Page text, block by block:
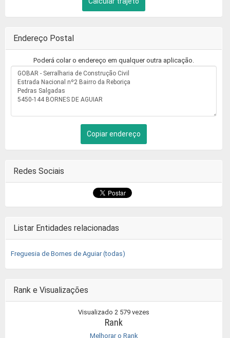
Endereço Postal
Poderá colar o endereço em qualquer outra aplicação.
Copiar endereço
Redes Sociais
Listar Entidades relacionadas
Freguesia de Bornes de Aguiar (todas)
Rank e Visualizações
Visualizado 2 579 vezes
Rank
Melhorar o Rank